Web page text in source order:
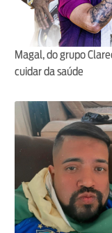
Magal, do grupo
cuidar da saúde